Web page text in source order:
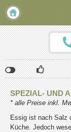
Klicken
Sie
hier,
um
die
Social-
Media-
Klicken
Sie
hier,
um
die
Social-
Media-
Klicken
Sie
hier,
um
die
Social-
Media-
SPEZIAL- UND
* alle Preise inkl.
Essig ist nach Salz
Küche. Jedoch